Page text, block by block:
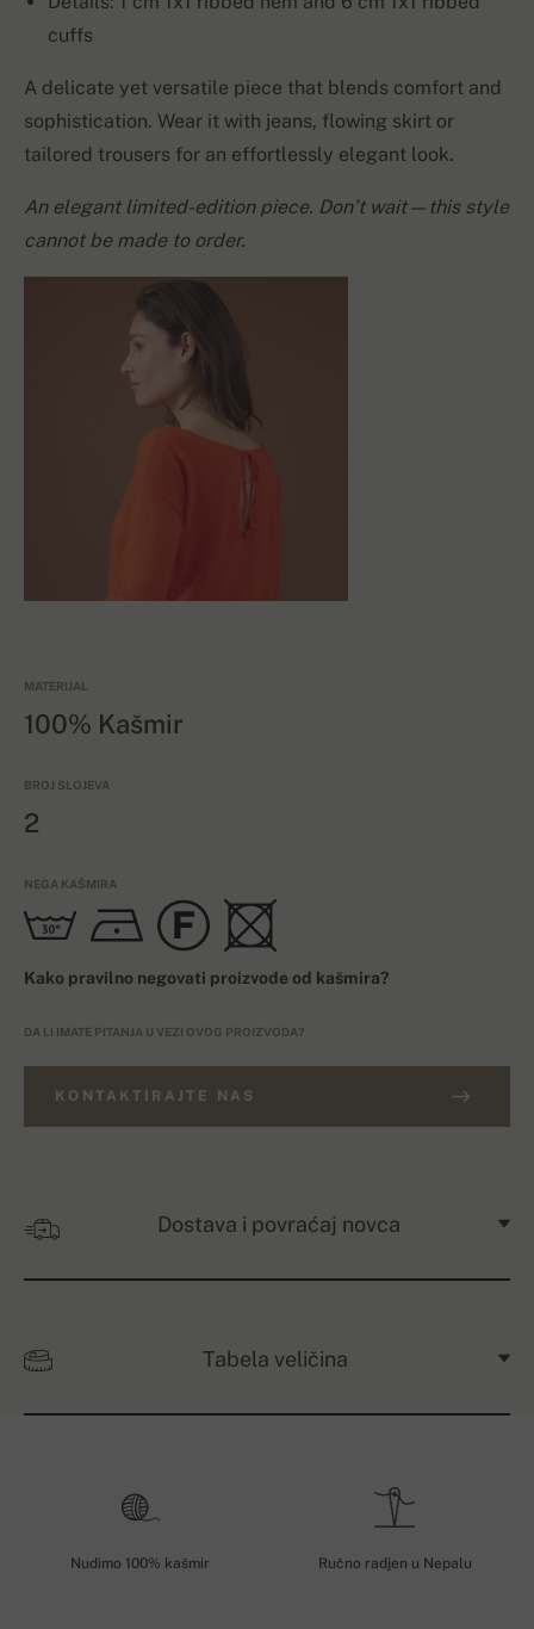
cuffs
A delicate yet versatile piece that blends comfort and
sophistication. Wear it with jeans, flowing skirt or
tailored trousers for an effortlessly elegant look.
An elegant limited-edition piece. Don’t wait—this style
cannot be made to order.
MATERIJAL
100% Kašmir
BROJ SLOJEVA
2
NEGA KAŠMIRA
Kako pravilno negovati proizvode od kašmira?
DA LI IMATE PITANJA U VEZI OVOG PROIZVODA?
KONTAKTIRAJTE NAS
Dostava i povraćaj novca
Tabela veličina
Nudimo 100% kašmir Ručno radjen u Nepalu